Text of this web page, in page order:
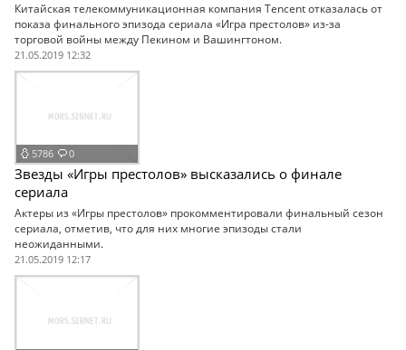
Китайская телекоммуникационная компания Tencent отказалась от
показа финального эпизода сериала «Игра престолов» из-за
торговой войны между Пекином и Вашингтоном.
21.05.2019 12:32
5786 0
Звезды «Игры престолов» высказались о финале
сериала
Актеры из «Игры престолов» прокомментировали финальный сезон
сериала, отметив, что для них многие эпизоды стали
неожиданными.
21.05.2019 12:17